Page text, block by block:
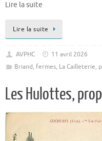
Lire la suite
Lire la suite
AVPHC
11 avril 2026
Briand, fermes, La Cailleterie,
Les Hulottes,